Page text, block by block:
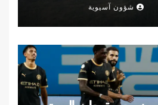
شؤون آسيوية